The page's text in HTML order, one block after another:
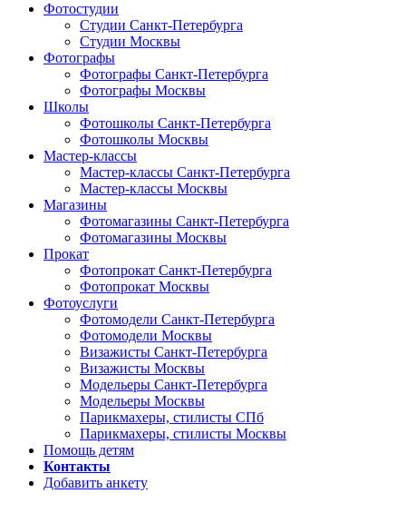
Фотостудии
Студии Санкт-Петербурга
Студии Москвы
Фотографы
Фотографы Санкт-Петербурга
Фотографы Москвы
Школы
Фотошколы Санкт-Петербурга
Фотошколы Москвы
Мастер-классы
Мастер-классы Санкт-Петербурга
Мастер-классы Москвы
Магазины
Фотомагазины Санкт-Петербурга
Фотомагазины Москвы
Прокат
Фотопрокат Санкт-Петербурга
Фотопрокат Москвы
Фотоуслуги
Фотомодели Санкт-Петербурга
Фотомодели Москвы
Визажисты Санкт-Петербурга
Визажисты Москвы
Модельеры Санкт-Петербурга
Модельеры Москвы
Парикмахеры, стилисты СПб
Парикмахеры, стилисты Москвы
Помощь детям
Контакты
Добавить анкету